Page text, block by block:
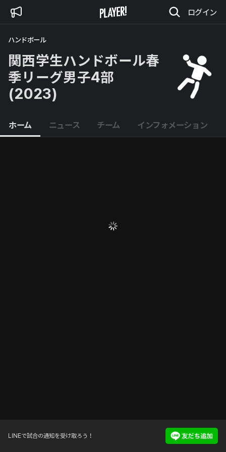
ログイン
ハンドボール
関西学生ハンドボール春
季リーグ男子4部
(2023)
ホーム ニュース チーム インフォメーション
LINEで試合の通知を受け取ろう！